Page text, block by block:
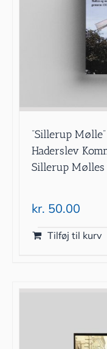
”Sillerup
Haderslev
Sillerup Mølles
kr. 50.00
Tilføj til kurv